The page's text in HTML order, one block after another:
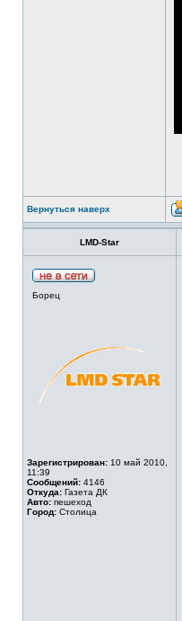
Вернуться наверх
LMD-Star
Борец
Зарегистрирован: 10 май 2010,
11:39
Сообщений: 4146
Откуда: Газета ДК
Авто: пешеход
Город: Столица